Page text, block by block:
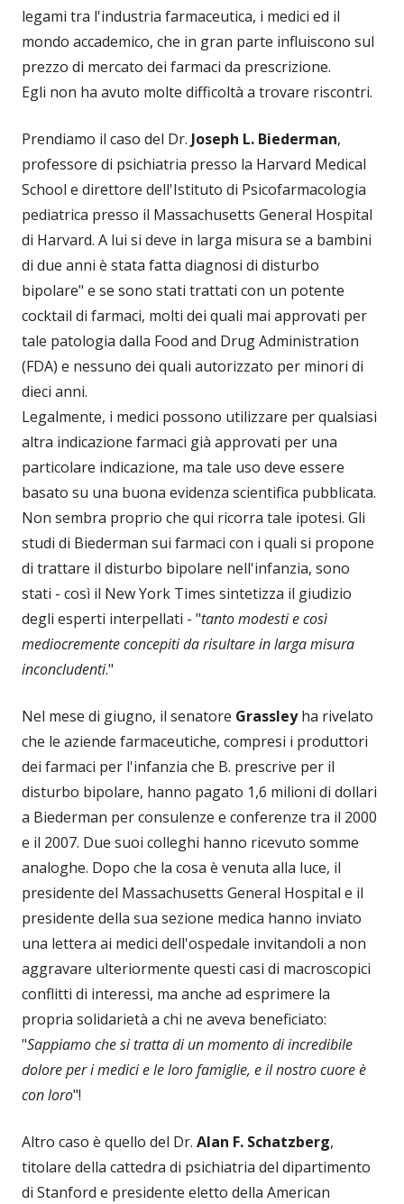
legami tra l'industria farmaceutica, i medici ed il
mondo accademico, che in gran parte influiscono sul
prezzo di mercato dei farmaci da prescrizione.
Egli non ha avuto molte difficoltà a trovare riscontri.
Prendiamo il caso del Dr. Joseph L. Biederman,
professore di psichiatria presso la Harvard Medical
School e direttore dell'Istituto di Psicofarmacologia
pediatrica presso il Massachusetts General Hospital
di Harvard. A lui si deve in larga misura se a bambini
di due anni è stata fatta diagnosi di disturbo
bipolare" e se sono stati trattati con un potente
cocktail di farmaci, molti dei quali mai approvati per
tale patologia dalla Food and Drug Administration
(FDA) e nessuno dei quali autorizzato per minori di
dieci anni.
Legalmente, i medici possono utilizzare per qualsiasi
altra indicazione farmaci già approvati per una
particolare indicazione, ma tale uso deve essere
basato su una buona evidenza scientifica pubblicata.
Non sembra proprio che qui ricorra tale ipotesi. Gli
studi di Biederman sui farmaci con i quali si propone
di trattare il disturbo bipolare nell'infanzia, sono
stati - così il New York Times sintetizza il giudizio
degli esperti interpellati - "tanto modesti e così
mediocremente concepiti darisultare in larga misura
inconcludenti."
Nel mese di giugno, il senatore Grassleyha rivelato
che le aziende farmaceutiche, compresi i produttori
dei farmaci per l'infanzia che B. prescrive per il
disturbo bipolare, hanno pagato 1,6 milioni di dollari
a Biederman per consulenze e conferenze tra il 2000
e il 2007. Due suoi colleghi hanno ricevuto somme
analoghe. Dopo che la cosa è venuta alla luce, il
presidente del Massachusetts General Hospital e il
presidente della sua sezione medica hanno inviato
una lettera ai medici dell'ospedale invitandoli a non
aggravare ulteriormente questi casi di macroscopici
conflitti di interessi, ma anche ad esprimere la
propria solidarietà a chi ne aveva beneficiato:
"Sappiamo che si tratta di un momento di incredibile
dolore per i medici e le loro famiglie, e il nostro cuore è
con loro"!
Altro caso è quello del Dr. Alan F. Schatzberg,
titolare della cattedra di psichiatria del dipartimento
di Stanford e presidente eletto della American